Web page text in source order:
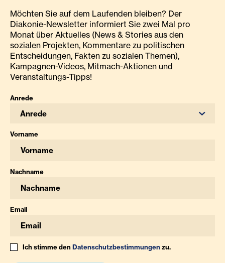
Möchten Sie auf dem Laufenden bleiben? Der
Diakonie-Newsletter informiert Sie zwei Mal pro
Monat über Aktuelles (News & Stories aus den
sozialen Projekten, Kommentare zu politischen
Entscheidungen, Fakten zu sozialen Themen),
Kampagnen-Videos, Mitmach-Aktionen und
Veranstaltungs-Tipps!
Anrede
Anrede
Vorname
Nachname
Email
Ich stimme denDatenschutzbestimmungenzu.